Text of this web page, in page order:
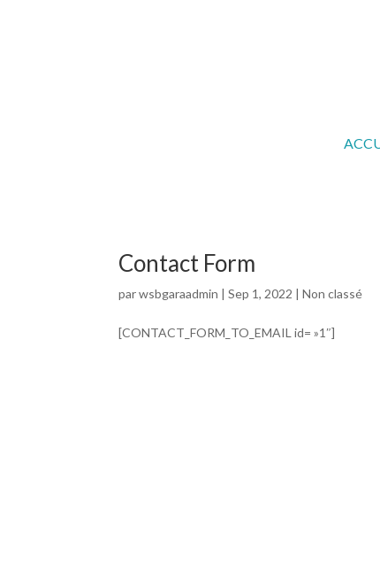
Contact Form
parwsbgaraadmin |Sep 1, 2022 |Non classé
[CONTACT_FORM_TO_EMAIL id= »1″]